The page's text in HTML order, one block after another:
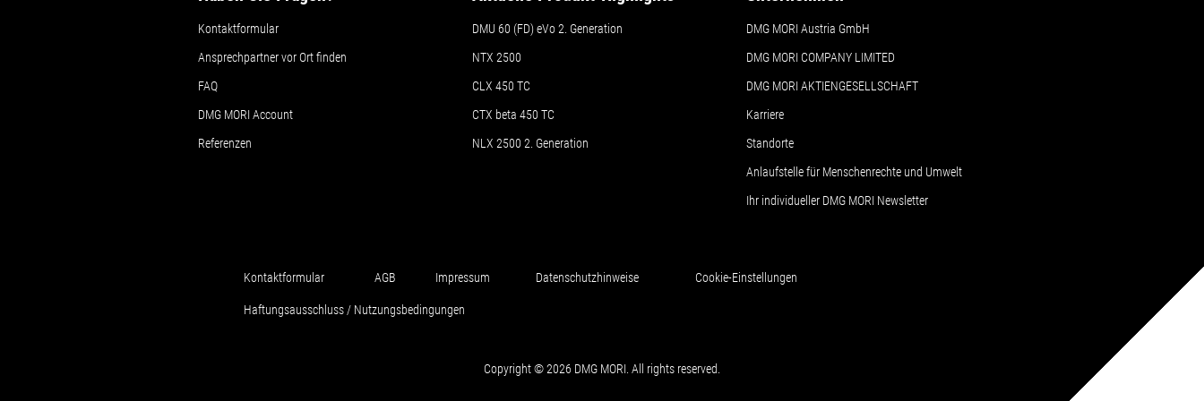
Kontaktformular
Ansprechpartner vor Ort finden
FAQ
DMG MORI Account
Referenzen
DMU 60 (FD) eVo 2. Generation
NTX 2500
CLX 450 TC
CTX beta 450 TC
NLX 2500 2. Generation
DMG MORI Austria GmbH
DMG MORI COMPANY LIMITED
DMG MORI AKTIENGESELLSCHAFT
Karriere
Standorte
Anlaufstelle für Menschenrechte und Umwelt
Ihr individueller DMG MORI Newsletter
Kontaktformular AGB Impressum Datenschutzhinweise Cookie-Einstellungen
Haftungsausschluss / Nutzungsbedingungen
Copyright © 2026 DMG MORI. All rights reserved.